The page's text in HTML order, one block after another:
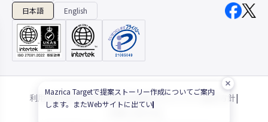
日本語
English
利用規約|個人情報保護方針 情報セキュリティ基本方針|
お問い合わせ
Mazrica Targetで提案ストーリー作成についてご案内
します。またWebサイトに出ていない・見つけづらい
Mazrica Targetで提案ストーリー作成についてご案内
します。またWebサイトに出ていない・見つけづらい